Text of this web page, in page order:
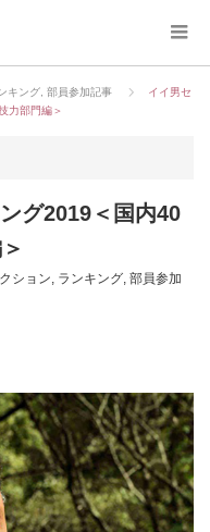
キング 部員参加記事
イイ男セ
力部門編＞
グ2019＜国内40
ション, ランキング, 部員参加